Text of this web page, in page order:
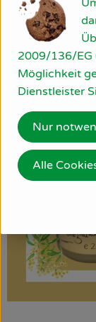
2009/136/EG
Möglichkeit
Dienstleister
Nur
Alle